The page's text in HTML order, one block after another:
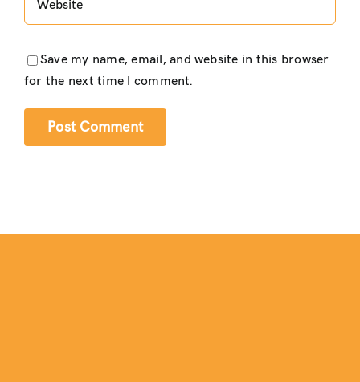
Save my name, email, and website in this browser
for the next time I comment.